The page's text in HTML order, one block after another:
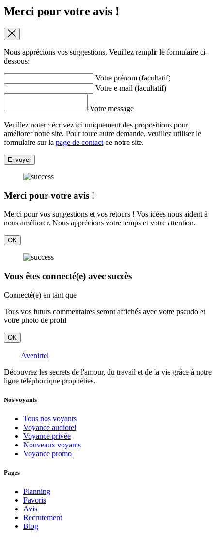
Merci pour votre avis !
Nous apprécions vos suggestions. Veuillez remplir le formulaire ci-
dessous:
Votre prénom (facultatif)
Votre e-mail (facultatif)
Votre message
Veuillez noter : écrivez ici uniquement des propositions pour
améliorer notre site. Pour toute autre demande, veuillez utiliser le
formulaire sur la page de contact de notre site.
Envoyer
Merci pour votre avis !
Merci pour vos suggestions et vos retours ! Vos idées nous aident à
nous améliorer. Nous apprécions votre temps et votre attention.
OK
Vous êtes connecté(e) avec succès
Connecté(e) en tant que
Tous vos futurs commentaires seront affichés avec votre pseudo et
votre photo de profil
OK
Avenirtel
Découvrez les secrets de l'amour, du travail et de la vie grâce à notre
ligne téléphonique prophéties.
Nos voyants
Tous nos voyants
Voyance audiotel
Voyance privée
Nouveaux voyants
Voyance promo
Pages
Planning
Favoris
Avis
Recrutement
Blog